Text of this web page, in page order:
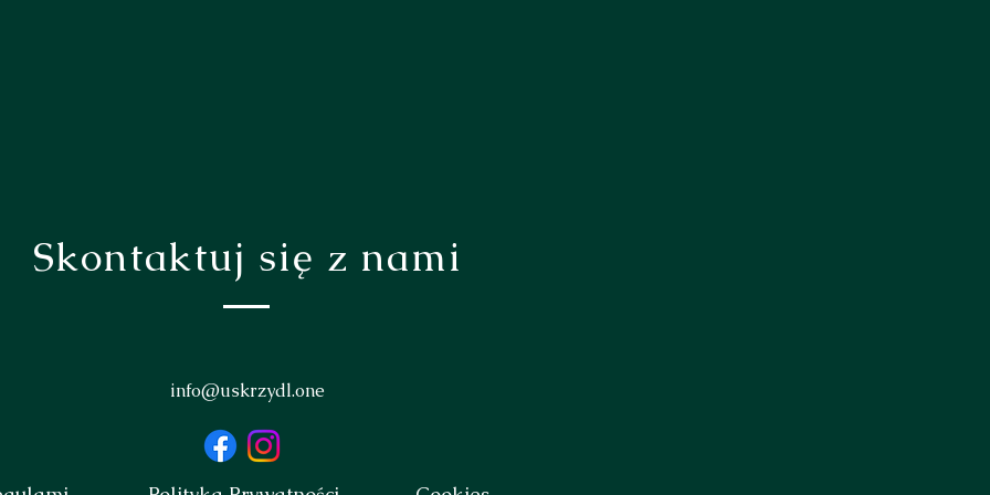
Skontaktuj się z nami
info@uskrzydl.one